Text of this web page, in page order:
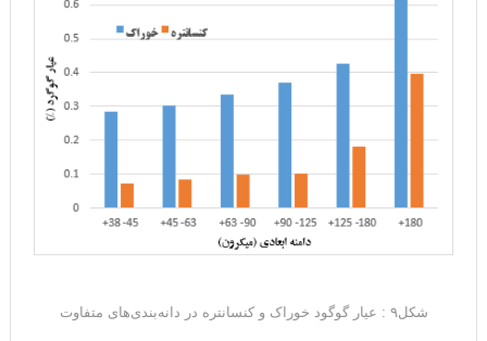
شکل۹ : عیار گوگود خوراک و کنسانتره در دانه‌بندی‌های متفاوت